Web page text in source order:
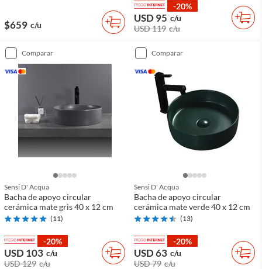
$659 c/u
-20%
USD 95 c/u
USD 119 c/u
comparar
Sensi D' Acqua
Bacha de apoyo circular
cerámica mate gris 40 x 12 cm
(11)
-20%
USD 103 c/u
USD 129 c/u
comparar
Sensi D' Acqua
Bacha de apoyo circular
cerámica mate verde 40 x 12 cm
(13)
-20%
USD 63 c/u
USD 79 c/u